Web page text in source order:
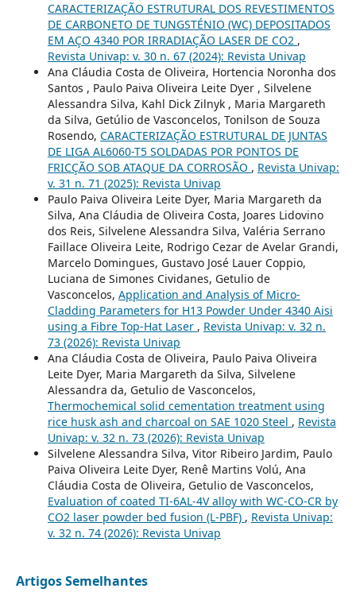
CARACTERIZAÇÃO ESTRUTURAL DOS REVESTIMENTOS
DE CARBONETO DE TUNGSTÉNIO (WC) DEPOSITADOS
EM AÇO 4340 POR IRRADIAÇÃO LASER DE CO2 ,
Revista Univap: v. 30 n. 67 (2024): Revista Univap
Ana Cláudia Costa de Oliveira, Hortencia Noronha dos
Santos , Paulo Paiva Oliveira Leite Dyer , Silvelene
Alessandra Silva, Kahl Dick Zilnyk , Maria Margareth
da Silva, Getúlio de Vasconcelos, Tonilson de Souza
Rosendo, CARACTERIZAÇÃO ESTRUTURAL DE JUNTAS
DE LIGA AL6060-T5 SOLDADAS POR PONTOS DE
FRICÇÃO SOB ATAQUE DA CORROSÃO , Revista Univap:
v. 31 n. 71 (2025): Revista Univap
Paulo Paiva Oliveira Leite Dyer, Maria Margareth da
Silva, Ana Cláudia de Oliveira Costa, Joares Lidovino
dos Reis, Silvelene Alessandra Silva, Valéria Serrano
Faillace Oliveira Leite, Rodrigo Cezar de Avelar Grandi,
Marcelo Domingues, Gustavo José Lauer Coppio,
Luciana de Simones Cividanes, Getulio de
Vasconcelos, Application and Analysis of Micro-
Cladding Parameters for H13 Powder Under 4340 Aisi
using a Fibre Top-Hat Laser , Revista Univap: v. 32 n.
73 (2026): Revista Univap
Ana Cláudia Costa de Oliveira, Paulo Paiva Oliveira
Leite Dyer, Maria Margareth da Silva, Silvelene
Alessandra da, Getulio de Vasconcelos,
Thermochemical solid cementation treatment using
rice husk ash and charcoal on SAE 1020 Steel , Revista
Univap: v. 32 n. 73 (2026): Revista Univap
Silvelene Alessandra Silva, Vitor Ribeiro Jardim, Paulo
Paiva Oliveira Leite Dyer, Renê Martins Volú, Ana
Cláudia Costa de Oliveira, Getulio de Vasconcelos,
Evaluation of coated TI-6AL-4V alloy with WC-CO-CR by
CO2 laser powder bed fusion (L-PBF) , Revista Univap:
v. 32 n. 74 (2026): Revista Univap
Artigos Semelhantes